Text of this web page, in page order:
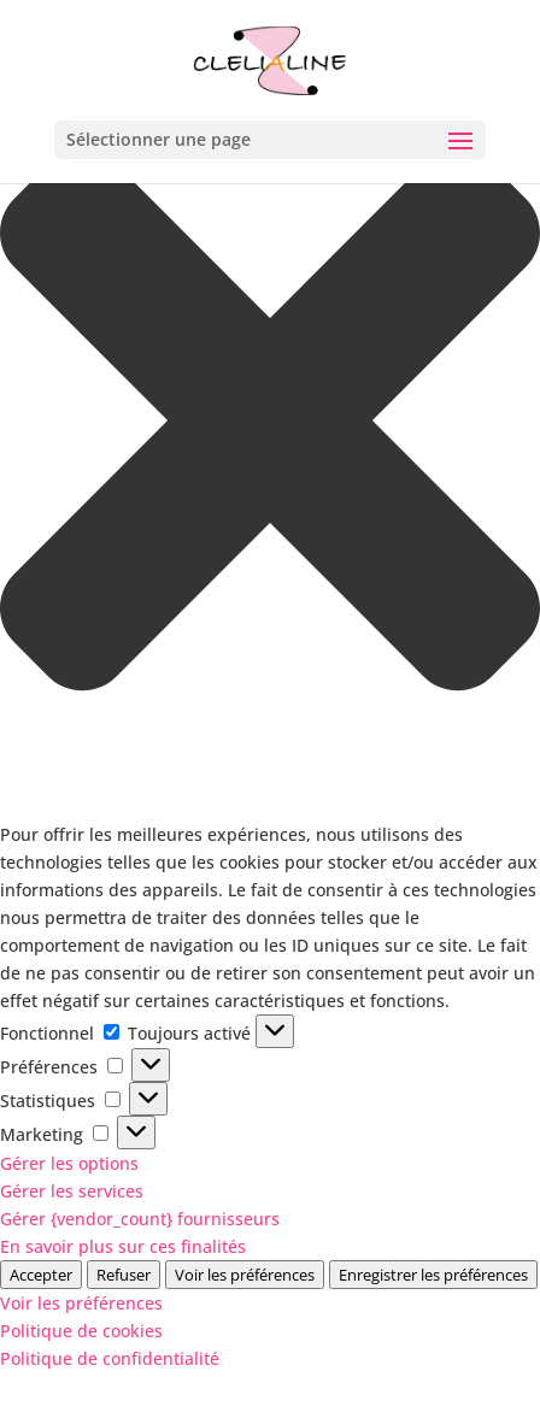
Pour offrir les meilleures expériences, nous utilisons des
technologies telles que les cookies pour stocker et/ou accéder aux
informations des appareils. Le fait de consentir à ces technologies
nous permettra de traiter des données telles que le
comportement de navigation ou les ID uniques sur ce site. Le fait
de ne pas consentir ou de retirer son consentement peut avoir un
effet négatif sur certaines caractéristiques et fonctions.
Fonctionnel
Fonctionnel
Toujours activé
Préférences
Préférences
Statistiques
Statistiques
Marketing
Marketing
Gérer les options
Gérer les services
Gérer {vendor_count} fournisseurs
En savoir plus sur ces finalités
Accepter Refuser Voir les préférences Enregistrer les préférences
Voir les préférences
Politique de cookies
Politique de confidentialité
Sélectionner une page